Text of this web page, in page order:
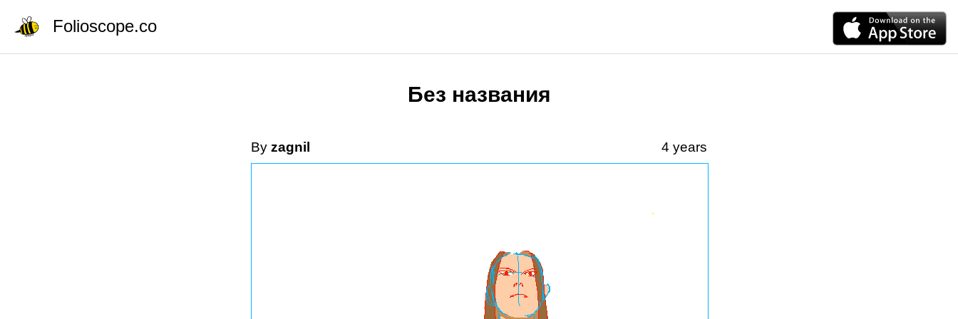
Folioscope.co
Без названия
By zagnil 4 years